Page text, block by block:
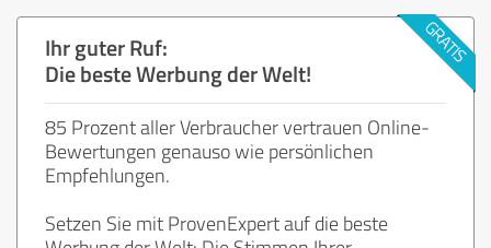
Ihr guter Ruf:
Die beste Werbung der Welt!
85 Prozent aller Verbraucher vertrauen Online-
Bewertungen genauso wie persönlichen
Empfehlungen.
Setzen Sie mit ProvenExpert auf die beste